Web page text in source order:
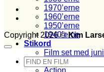
1970’erne
1960’erne
1950’erne
1940’erne
Stikord
Film set med
Film set i
Copyright 2026 ©Kim
Søg
efter: